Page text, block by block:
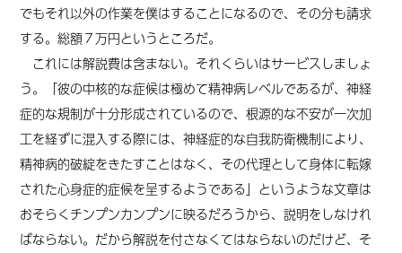
でもそれ以外の作業を僕はすることになるので、その分も請求
する。総額７万円というところだ。
これには解説費は含まない。それくらいはサービスしましょ
う。「彼の中核的な症候は極めて精神病レベルであるが、神経
症的な規制が十分形成されているので、根源的な不安が一次加
工を経ずに混入する際には、神経症的な自我防衛機制により、
精神病的破綻をきたすことはなく、その代理として身体に転嫁
された心身症的症候を呈するようである」というような文章は
おそらくチンプンカンプンに映るだろうから、説明をしなけれ
ばならない。だから解説を付さなくてはならないのだけど、そ